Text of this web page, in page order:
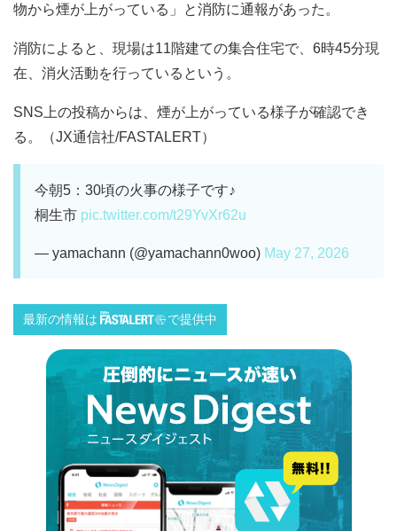
物から煙が上がっている」と消防に通報があった。
消防によると、現場は11階建ての集合住宅で、6時45分現
在、消火活動を行っているという。
SNS上の投稿からは、煙が上がっている様子が確認でき
る。（JX通信社/FASTALERT）
今朝5：30頃の火事の様子です♪
桐生市 pic.twitter.com/t29YvXr62u
— yamachann (@yamachann0woo) May 27, 2026
最新の情報は で提供中